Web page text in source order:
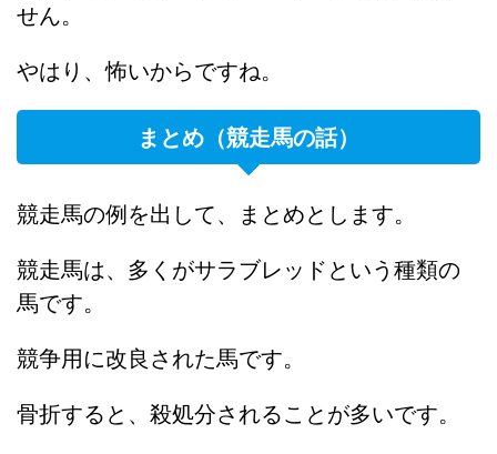
せん。
やはり、怖いからですね。
まとめ（競走馬の話）
競走馬の例を出して、まとめとします。
競走馬は、多くがサラブレッドという種類の
馬です。
競争用に改良された馬です。
骨折すると、殺処分されることが多いです。